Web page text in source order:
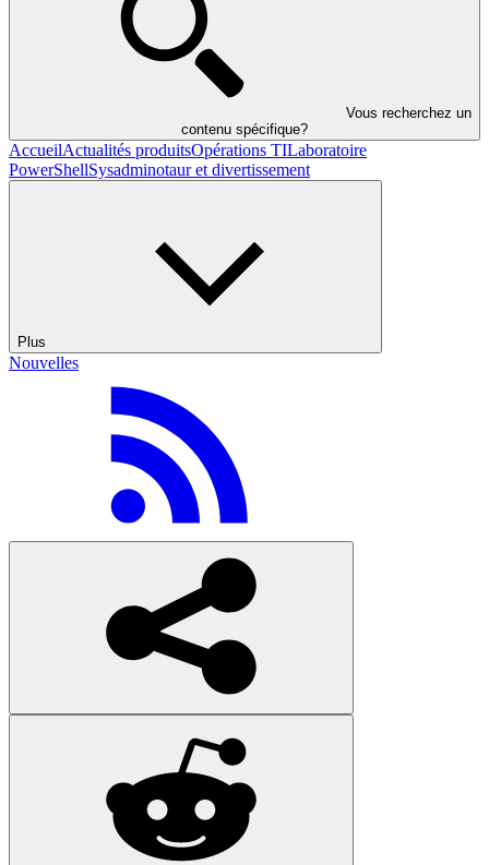
Vous recherchez un
contenu spécifique?
AccueilActualités produitsOpérations TILaboratoire
PowerShellSysadminotaur et divertissement
Plus
Nouvelles